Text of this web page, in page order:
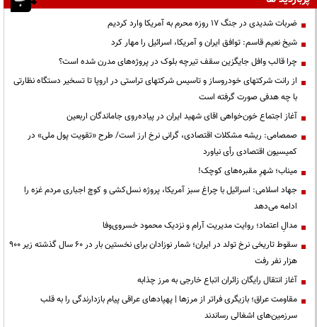
ضربات شدیدی در جنگ ۱۷ روزه محرم به آمریکا وارد کردیم
شیخ نعیم قاسم: توافق ایران و آمریکا، اسرائیل را مهار کرد
چرا قالب وافل جایگزین سقف تیرچه بلوک در پروژه‌های مدرن شده است؟
از رانت‌ شرکتهای خودروساز و تاسیس شرکتهای تراستی در اروپا تا تسخیر دستگاه نظارتی
با چه هدفی صورت گرفته است
آغاز اجتماع خون‌خواهی اقای شهید ایران در پیاده‌روی جاماندگان اربعین
صمصامی: ریشه مشکلات اقتصادی، گرانی نرخ ارز است/ طرح «تقویت پول ملی» در
کمیسیون اقتصادی رأی نیاورد
میناب؛ شهرِ مقبره‌های کوچک!
جهاد اسلامی: اسرائیل با چراغ سبز آمریکا، پروژه نسل‌کشی و کوچ اجباری مردم غزه را
ادامه می‌دهد
مدالِ اعتماد؛ روایت مدیریت آرام و نزدیک محمود خسروی‌وفا
سقوط تاریخی نرخ تولد در ایران؛ شمار نوزادان برای نخستین بار در ۶۰ سال گذشته زیر ۹۰۰
هزار نفر رفت
آغاز انتقال رایگان زائران اتباع خارجی به مرز چذابه
مقاومت عراق؛ بازیگری فراتر از مرزها | پهپادهای عراقی پیام بازدارندگی را به قلب
سرزمین‌های اشغالی رساندند